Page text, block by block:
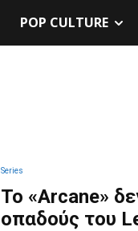
POP CULTURE
Series
Το «Arcane»
οπαδούς του